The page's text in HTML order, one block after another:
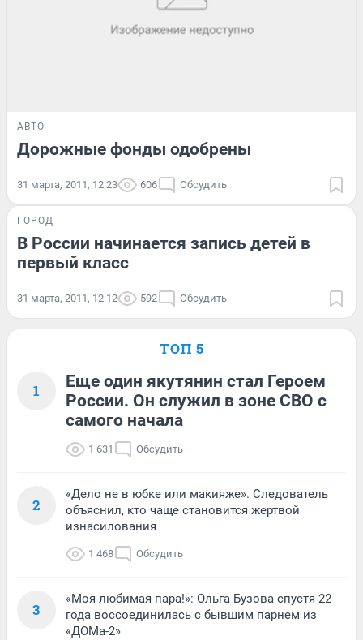
АВТО
Дорожные фонды одобрены
31 марта, 2011, 12:23 606 Обсудить
ГОРОД
В России начинается запись детей в
первый класс
31 марта, 2011, 12:12 592 Обсудить
ТОП 5
1
Еще один якутянин стал Героем
России. Он служил в зоне СВО с
самого начала
1 631 Обсудить
2
«Дело не в юбке или макияже». Следователь
объяснил, кто чаще становится жертвой
изнасилования
1 468 Обсудить
3
«Моя любимая пара!»: Ольга Бузова спустя 22
года воссоединилась с бывшим парнем из
«ДОМа-2»